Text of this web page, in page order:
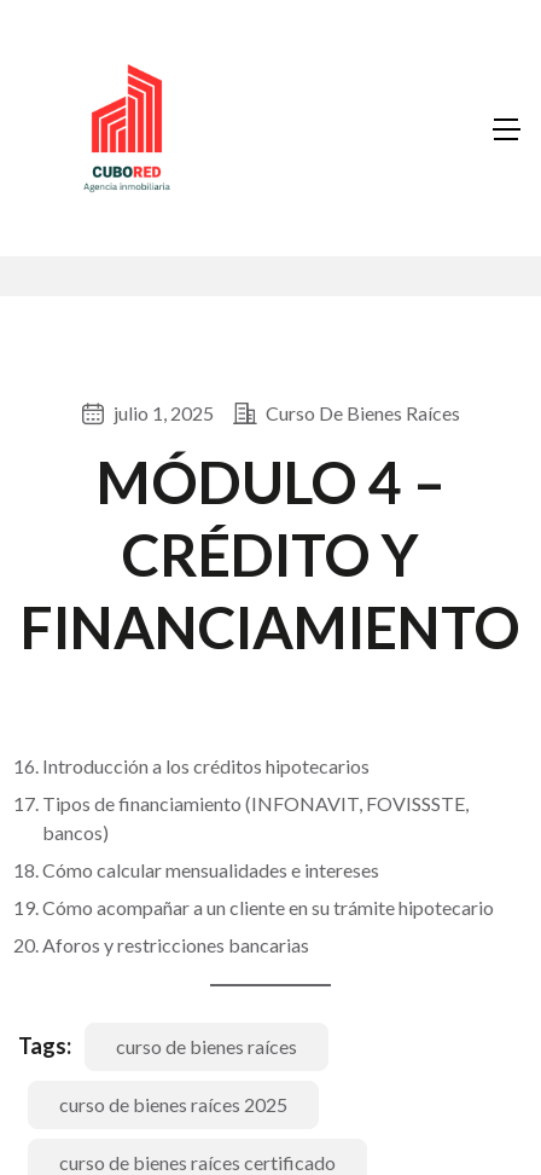
julio 1, 2025 Curso De Bienes Raíces
MÓDULO 4 –
CRÉDITO Y
FINANCIAMIENTO
Introducción a los créditos hipotecarios
Tipos de financiamiento (INFONAVIT, FOVISSSTE,
bancos)
Cómo calcular mensualidades e intereses
Cómo acompañar a un cliente en su trámite hipotecario
Aforos y restricciones bancarias
Tags: curso de bienes raíces
curso de bienes raíces 2025
curso de bienes raíces certificado